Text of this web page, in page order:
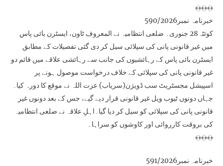
﴾﴿﴾﴿﴾﴿
خبرنامہ نمبر590/2026
کوئٹہ28 جنوری۔ ضلعی انتظامیہ نے المعروف ٹاون، ایسٹرن بائی پاس
میں غیر قانونی پانی کی سپلائی سیل کر دی گئی تفصیلات کے مطابق
ایسٹرن بائی پاس کے رہائشیوں کی جانب سے رہائشی علاقے میں قائم دو
غیر قانونی پانی کی سپلائی کے خلاف درخواست موصول ہونے پر
اسپیشل مجسٹریٹ سب ڈویژن(سریاب) عزت اللہ نے موقع کا دورہ کیا۔
جہاں دونوں ٹیوب ویل غیر قانونی قرار دیے گیے، جس کے بعد دونوں غیر
قانونی پانی کی سپلائی کو سیل کر دیا گیا۔اہلِ علاقہ نے ضلعی انتظامیہ
کی بروقت کارروائی اور کاوشوں کو سراہا۔
﴾﴿﴾﴿﴾﴿
خبرنامہ نمبر591/2026